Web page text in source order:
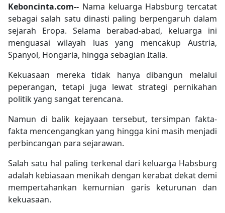
Keboncinta.com-- Nama keluarga Habsburg tercatat
sebagai salah satu dinasti paling berpengaruh dalam
sejarah Eropa. Selama berabad-abad, keluarga ini
menguasai wilayah luas yang mencakup Austria,
Spanyol, Hongaria, hingga sebagian Italia.
Kekuasaan mereka tidak hanya dibangun melalui
peperangan, tetapi juga lewat strategi pernikahan
politik yang sangat terencana.
Namun di balik kejayaan tersebut, tersimpan fakta-
fakta mencengangkan yang hingga kini masih menjadi
perbincangan para sejarawan.
Salah satu hal paling terkenal dari keluarga Habsburg
adalah kebiasaan menikah dengan kerabat dekat demi
mempertahankan kemurnian garis keturunan dan
kekuasaan.